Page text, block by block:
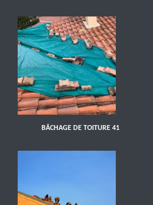
BÂCHAGE DE TOITURE 41